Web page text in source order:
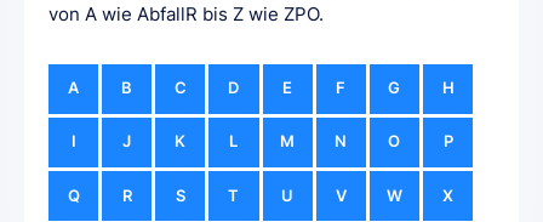
von A wie AbfallR bis Z wie ZPO.
A B C D E F G H
I J K L M N O P
Q R S T U V W X